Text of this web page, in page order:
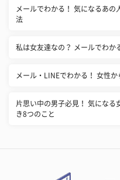
メールでわかる！ 気になるあ
法
私は女友達なの？ メールでわか
メール・LINEでわかる！ 女性
片思い中の男子必見！ 気になる
き8つのこと